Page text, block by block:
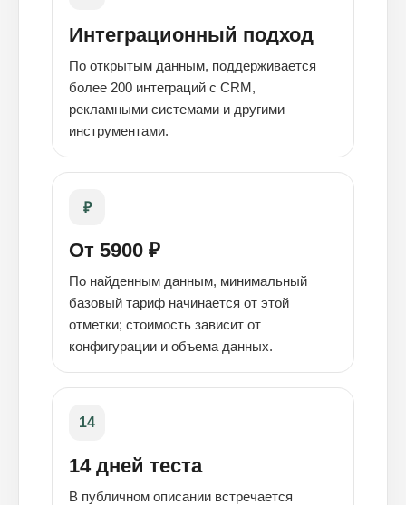
Интеграционный подход
По открытым данным, поддерживается
более 200 интеграций с CRM,
рекламными системами и другими
инструментами.
₽
От 5900 ₽
По найденным данным, минимальный
базовый тариф начинается от этой
отметки; стоимость зависит от
конфигурации и объема данных.
14
14 дней теста
В публичном описании встречается